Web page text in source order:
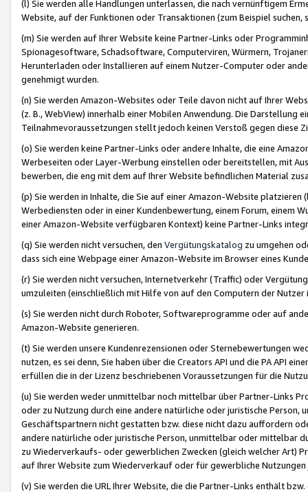
(l) Sie werden alle Handlungen unterlassen, die nach vernünftigem
Website, auf der Funktionen oder Transaktionen (zum Beispiel
(m) Sie werden auf Ihrer Website keine Partner-Links oder
Spionagesoftware, Schadsoftware, Computerviren, Würmern,
Herunterladen oder Installieren auf einem Nutzer-Computer oder
genehmigt wurden.
(n) Sie werden Amazon-Websites oder Teile davon nicht auf Ihrer
(z. B., WebView) innerhalb einer Mobilen Anwendung. Die Darstellung
Teilnahmevoraussetzungen stellt jedoch keinen Verstoß gegen diese
(o) Sie werden keine Partner-Links oder andere Inhalte, die eine
Werbeseiten oder Layer-Werbung einstellen oder bereitstellen, mit
bewerben, die eng mit dem auf Ihrer Website befindlichen Material
(p) Sie werden in Inhalte, die Sie auf einer Amazon-Website
Werbediensten oder in einer Kundenbewertung, einem Forum, einem
einer Amazon-Website verfügbaren Kontext) keine Partner-Links
(q) Sie werden nicht versuchen, den Vergütungskatalog zu umgehen
dass sich eine Webpage einer Amazon-Website im Browser eines
(r) Sie werden nicht versuchen, Internetverkehr (Traffic) oder
umzuleiten (einschließlich mit Hilfe von auf den Computern der
(s) Sie werden nicht durch Roboter, Softwareprogramme oder auf
Amazon-Website generieren.
(t) Sie werden unsere Kundenrezensionen oder Sternebewertungen
nutzen, es sei denn, Sie haben über die Creators API und die PA API
erfüllen die in der Lizenz beschriebenen Voraussetzungen für die
(u) Sie werden weder unmittelbar noch mittelbar über Partner-Links
oder zu Nutzung durch eine andere natürliche oder juristische
Geschäftspartnern nicht gestatten bzw. diese nicht dazu auffordern
andere natürliche oder juristische Person, unmittelbar oder mittelbar
zu Wiederverkaufs- oder gewerblichen Zwecken (gleich welcher Art)
auf Ihrer Website zum Wiederverkauf oder für gewerbliche
(v) Sie werden die URL Ihrer Website, die die Partner-Links enthält